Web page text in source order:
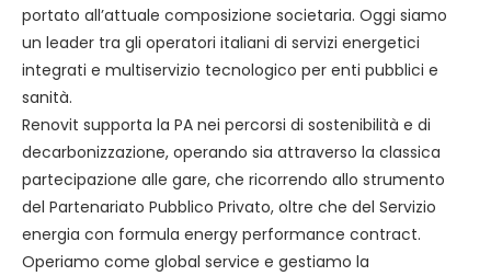
portato all’attuale composizione societaria. Oggi siamo
un leader tra gli operatori italiani di servizi energetici
integrati e multiservizio tecnologico per enti pubblici e
sanità.
Renovit supporta la PA nei percorsi di sostenibilità e di
decarbonizzazione, operando sia attraverso la classica
partecipazione alle gare, che ricorrendo allo strumento
del Partenariato Pubblico Privato, oltre che del Servizio
energia con formula energy performance contract.
Operiamo come global service e gestiamo la